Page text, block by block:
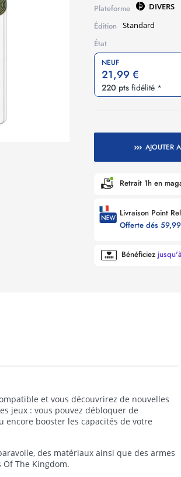
Plateforme DIVERS
Édition Standard
État
NEUF
21,99 €
220 pts fidélité *
AJOUTER
Retrait 1h en
Offerte dés
Bénéficiez
et vous découvrirez de nouvelles
jeux : vous pouvez débloquer de
encore booster les capacités de votre
des matériaux ainsi que des armes
The Kingdom.